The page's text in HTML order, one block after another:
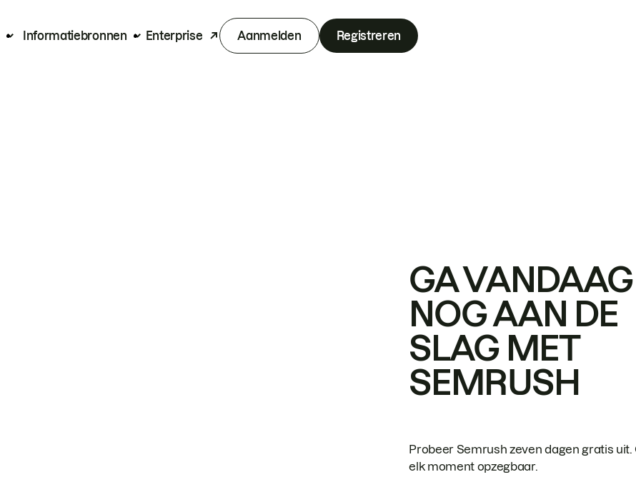
Informatiebronnen Enterprise Aanmelden Registreren
GA VANDAAG
NOG AAN DE
SLAG MET
SEMRUSH
Probeer Semrush zeven dagen gratis uit.
elk moment opzegbaar.